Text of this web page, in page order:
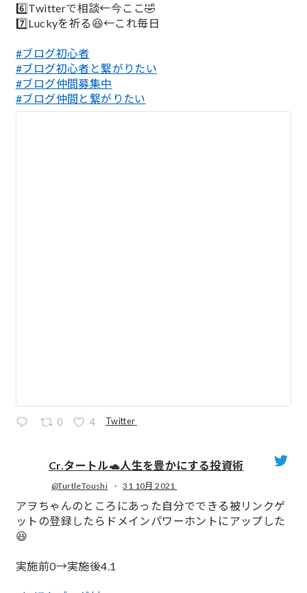
6️⃣Twitterで相談←今ここ🤣
7️⃣Luckyを祈る😆←これ毎日
#ブログ初心者
#ブログ初心者と繋がりたい
#ブログ仲間募集中
#ブログ仲間と繋がりたい
0 4 Twitter
Cr.タートル🐢人生を豊かにする投資術
@TurtleToushi · 31 10月 2021
アヲちゃんのところにあった自分でできる被リンクゲ
ットの登録したらドメインパワーホントにアップした
😆
実施前0→実施後4.1